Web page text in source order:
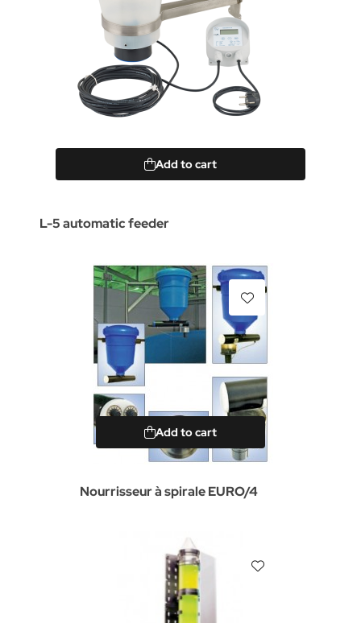
Add to cart
L-5 automatic feeder
Add to cart
Nourrisseur à spirale EURO/4